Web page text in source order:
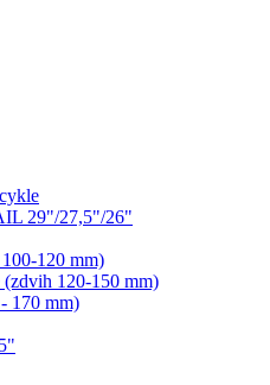
29"/27,5"/26"
120 mm)
120-150 mm)
170 mm)